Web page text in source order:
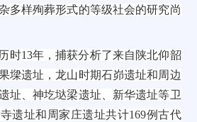
多样殉葬形式的等级社会的研究尚
时13年，捕获分析了来自陕北仰韶
墚遗址，龙山时期石峁遗址和周边
址、神圪垯梁遗址、新华遗址等卫
遗址和周家庄遗址共计169例古代